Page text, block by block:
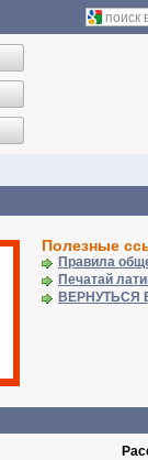
Полезные
Правила
Печатай
ВЕРНУТЬСЯ